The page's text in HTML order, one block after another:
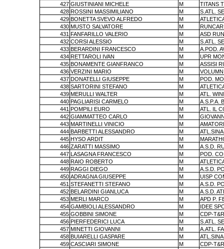
427 GIUSTINIANI MICHELE M
TITANS
428 ROSSINI MASSIMILIANO M
S.ATL.
429 BONETTA SVEVO ALFREDO M
430 MUSTO SALVATORE M
431 FANFARILLO VALERIO M
ASD
432 CORSI ALESSIO M
S.ATL.
433 BERARDINI FRANCESCO M
A.POD.
434 RETTAROLI IVAN M
UPR
435 BONAMENTE GIANFRANCO M
ASSISI
436 VERZINI MARIO M
437 DONATELLI GIUSEPPE M
POD.
438 SARTORINI STEFANO M
439 MERULLI WALTER M
ATL.
440 PAGLIARISI CARMELO M
A.S.P.A.
441 POMPILI EURO M
ATL. IL
442 GIAMMATTEO CARLO M
443 MARTINELLI VINICIO M
444 BARBETTI ALESSANDRO M
445 HYSO ARDIT M
446 ZARATTI MASSIMO M
A.S.D.
447 LASAGNA FRANCESCO M
POD.
448 RAIO ROBERTO M
449 RAGGI DIEGO M
A.S.D.
450 ADRAGNA GIUSEPPE M
UISP
451 STEFANETTI STEFANO M
A.S.D.
452 BELARDINI GIANLUCA M
A.S.D.
453 MERLI MARCO M
APD P.
454 GAMBIOLI ALESSANDRO M
IDEE
455 GOBBINI SIMONE M
CDP-
456 PIERFEDERICI LUCA M
S.ATL.
457 MINETTI GIOVANNI M
A.ATL.
458 BUIARELLI GASPARE M
459 CASCIARI SIMONE M
CDP-